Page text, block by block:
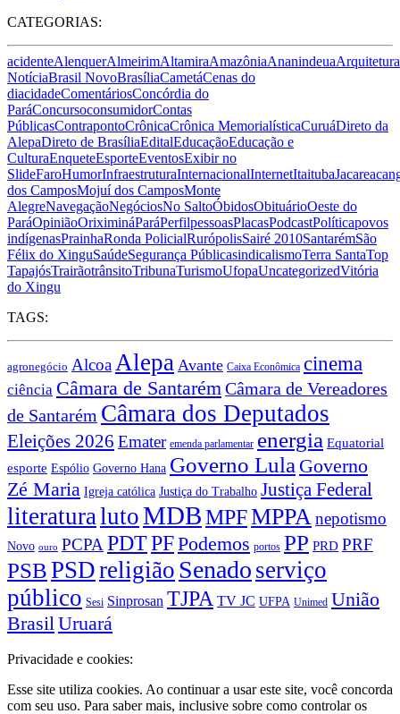
CATEGORIAS:
acidenteAlenquerAlmeirimAltamiraAmazôniaAnanindeuaArquitetura
NotíciaBrasil NovoBrasíliaCametáCenas do
diacidadeComentáriosConcórdia do
ParáConcursoconsumidorContas
PúblicasContrapontoCrônicaCrônica MemorialísticaCuruáDireto da
AlepaDireto de BrasíliaEditalEducaçãoEducação e
CulturaEnqueteEsporteEventosExibir no
SlideFaroHumorInfraestruturaInternacionalInternetItaituba
dos CamposMojuí dos CamposMonte
AlegreNavegaçãoNegóciosNo SaltoÓbidosObituárioOeste do
ParáOpiniãoOriximináParáPerfilpessoasPlacasPodcastPolíticapovos
indígenasPrainhaRonda PolicialRurópolisSairé 2010SantarémSão
Félix do XinguSaúdeSegurança PúblicasindicalismoTerra SantaTop
TapajósTrairãotrânsitoTribunaTurismoUfopaUncategorizedVitória
do Xingu
TAGS:
agronegócio Alcoa Alepa Avante Caixa Econômica cinema
ciência Câmara de Santarém Câmara de Vereadores
de Santarém Câmara dos Deputados
Eleições 2026 Emater emenda parlamentar energia Equatorial
esporte Espólio Governo Hana Governo Lula Governo
Zé Maria Igreja católica Justiça do Trabalho Justiça Federal
literatura lutoMDBMPFMPPA nepotismo
Novo ouro PCPA PDTPFPodemos portos PP PRD PRF
PSBPSDreligião Senado serviço
público Sesi Sinprosan TJPA TV JC UFPA Unimed União
Brasil Uruará
Privacidade e cookies:
Esse site utiliza cookies. Ao continuar a usar este site, você concorda
com seu uso. Para saber mais, inclusive sobre como controlar os